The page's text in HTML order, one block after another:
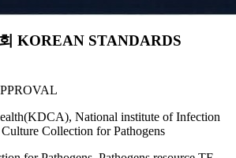
KOREAN STANDARDS
National institute of Infection
Collection for Pathogens